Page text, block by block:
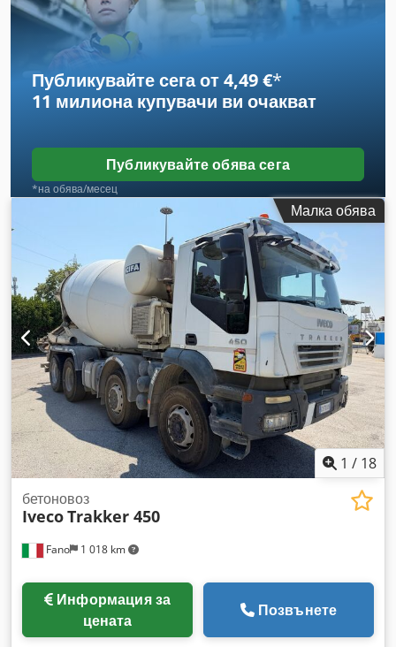
Гуми: 50/60% Валиден технически преглед Cedpfszr Evrjx
Ah Soha Добро състояние Налично веднага РАЗГЛЕЖДАМЕ
ОБМЕНИ НА МАШИНИ ОТ ВСИЧКИ МАРКИ: MAN,
СЪОРЪЖЕНИЯ CIFA, SERMAC, PUTZMEISTER; ИЛИ
СТРОИТЕЛНА ТЕХНИКА CATERPILLAR, FIAT HITACHI,
Публикувайте сега от 4,49 €*
11 милиона купувачи ви очакват
Публикувайте обява сега
*на обява/месец
Малка обява
1 / 18
Fano 1 018 km
бетоновоз
IvecoTrakker 450
Информация за
цената
Позвънете